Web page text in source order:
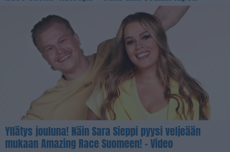
Yllätys jouluna! Näin Sara Sieppi pyysi veljeään
mukaan Amazing Race Suomeen! – Video